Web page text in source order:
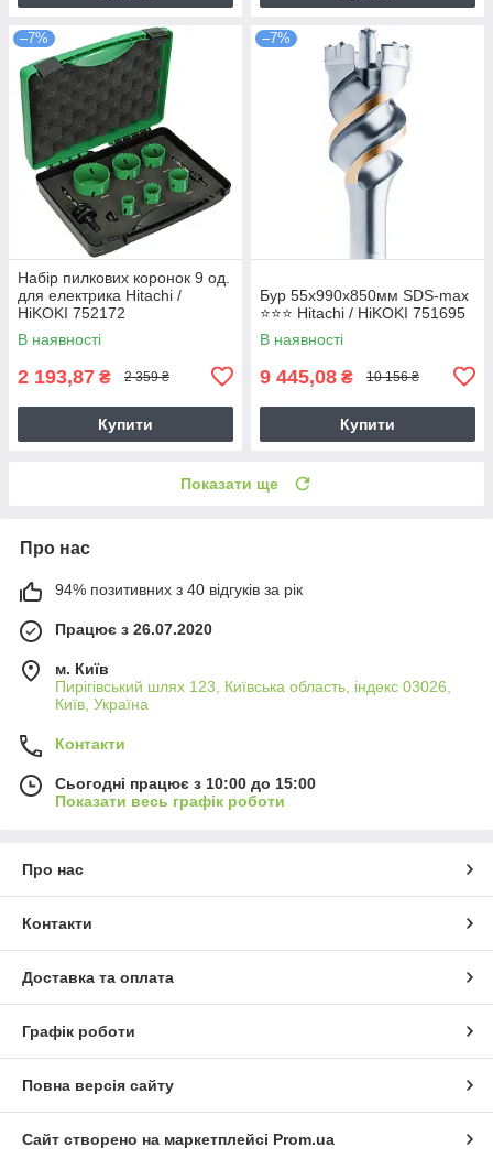
–7%
Набір пилкових коронок 9 од.
для електрика Hitachi /
HiKOKI 752172
В наявності
2 193,87 ₴ 2 359 ₴
Купити
–7%
Бур 55х990х850мм SDS-max
⭐️⭐️⭐️ Hitachi / HiKOKI 751695
В наявності
9 445,08 ₴ 10 156 ₴
Купити
Показати ще
Про нас
94% позитивних з 40 відгуків за рік
Працює з 26.07.2020
м. Київ
Пирігівський шлях 123, Київська область, індекс 03026,
Київ, Україна
Контакти
Сьогодні працює з 10:00 до 15:00
Показати весь графік роботи
Про нас
Контакти
Доставка та оплата
Графік роботи
Повна версія сайту
Сайт створено на маркетплейсі Prom.ua